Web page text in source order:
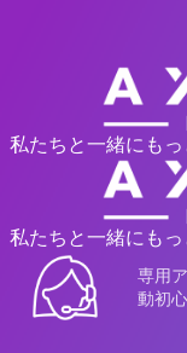
私たちと一緒にもっ
私たちと一緒にもっ
専用
動初